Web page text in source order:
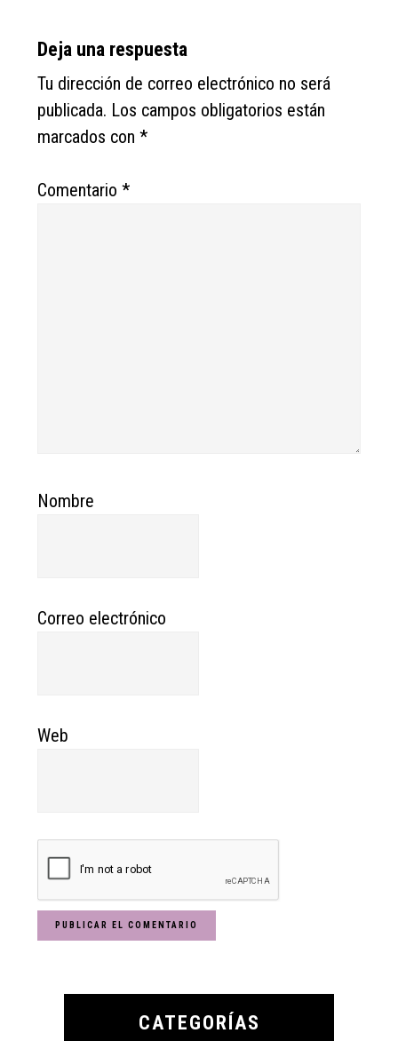
Deja una respuesta
Tu dirección de correo electrónico no será
publicada. Los campos obligatorios están
marcados con*
Comentario*
Nombre
Correo electrónico
Web
Primary
CATEGORÍAS